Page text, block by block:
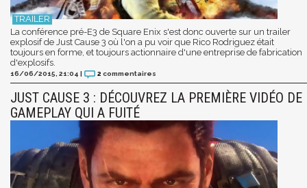
La conférence pré-E3 de Square Enix s'est donc ouverte sur un trailer
explosif de Just Cause 3 où l'on a pu voir que Rico Rodriguez était
toujours en forme, et toujours actionnaire d'une entreprise de fabrication
d'explosifs.
16/06/2015, 21:04 2 commentaires
JUST CAUSE 3 : DÉCOUVREZ LA PREMIÈRE VIDÉO DE
GAMEPLAY QUI A FUITÉ